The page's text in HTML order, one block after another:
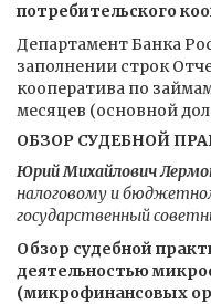
потребительского
Департамент Банка
заполнении строк
кооператива по
месяцев (основной
ОБЗОР СУДЕБНОЙ
Юрий Михайлович
налоговому и
государственный
Обзор судебной
деятельностью
(микрофинансовых